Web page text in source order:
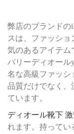
弊店のブランドの
スは、ファッショ
気のあるアイテム
バリーディオー
名な高級ファッシ
品質だけでなく、
ています。
ディオール靴下
れます。持ってい